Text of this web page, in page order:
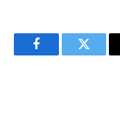
FacebookTwitter